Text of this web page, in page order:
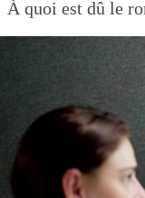
À quoi est dû le